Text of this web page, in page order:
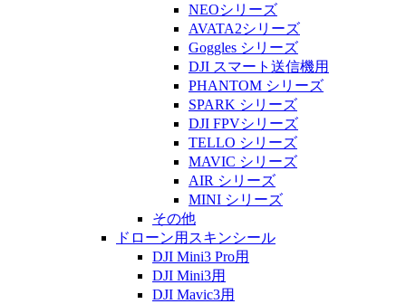
NEOシリーズ
AVATA2シリーズ
Goggles シリーズ
DJI スマート送信機用
PHANTOM シリーズ
SPARK シリーズ
DJI FPVシリーズ
TELLO シリーズ
MAVIC シリーズ
AIR シリーズ
MINI シリーズ
その他
ドローン用スキンシール
DJI Mini3 Pro用
DJI Mini3用
DJI Mavic3用